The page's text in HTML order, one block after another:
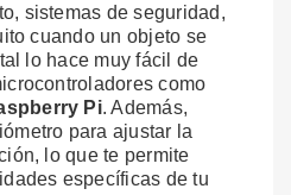
sistemas de seguridad,
cuando un objeto se
lo hace muy fácil de
como
Pi. Además,
para ajustar la
lo que te permite
específicas de tu